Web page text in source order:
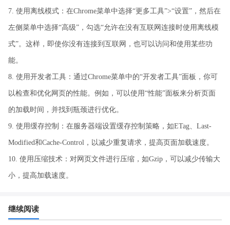
7. 使用离线模式：在Chrome菜单中选择“更多工具”>“设置”，然后在
左侧菜单中选择“高级”，勾选“允许在没有互联网连接时使用离线模
式”。这样，即使你没有连接到互联网，也可以访问和使用某些功
能。
8. 使用开发者工具：通过Chrome菜单中的“开发者工具”面板，你可
以检查和优化网页的性能。例如，可以使用“性能”面板来分析页面
的加载时间，并找到瓶颈进行优化。
9. 使用缓存控制：在服务器端设置缓存控制策略，如ETag、Last-
Modified和Cache-Control，以减少重复请求，提高页面加载速度。
10. 使用压缩技术：对网页文件进行压缩，如Gzip，可以减少传输大
小，提高加载速度。
继续阅读